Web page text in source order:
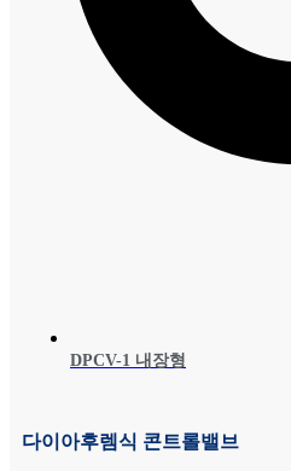
DPCV-1 내장형
다이아후렘식 콘트롤밸브